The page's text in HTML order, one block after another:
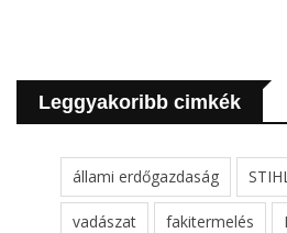
Leggyakoribb cimkék
állami erdőgazdaság STIHL
vadászat fakitermelés